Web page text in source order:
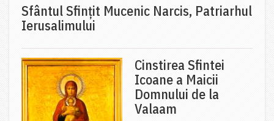
Sfântul Sfinţit Mucenic Narcis, Patriarhul
Ierusalimului
Cinstirea Sfintei
Icoane a Maicii
Domnului de la
Valaam